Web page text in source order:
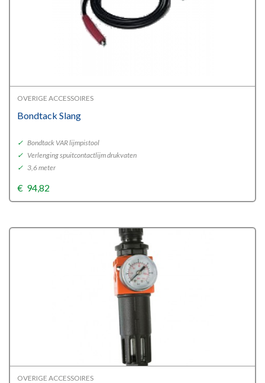
OVERIGE ACCESSOIRES
Bondtack Slang
✓ Bondtack VAR lijmpistool
✓ Verlenging spuitcontactlijm drukvaten
✓ 3,6 meter
€ 94,82
OVERIGE ACCESSOIRES